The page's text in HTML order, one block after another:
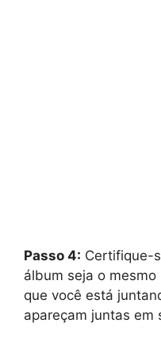
Passo 4: Certifique-
álbum seja o
que você está
apareçam juntas em